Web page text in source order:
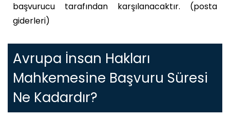
başvurucu tarafından karşılanacaktır. (posta
giderleri)
Avrupa İnsan Hakları
Mahkemesine Başvuru Süresi
Ne Kadardır?